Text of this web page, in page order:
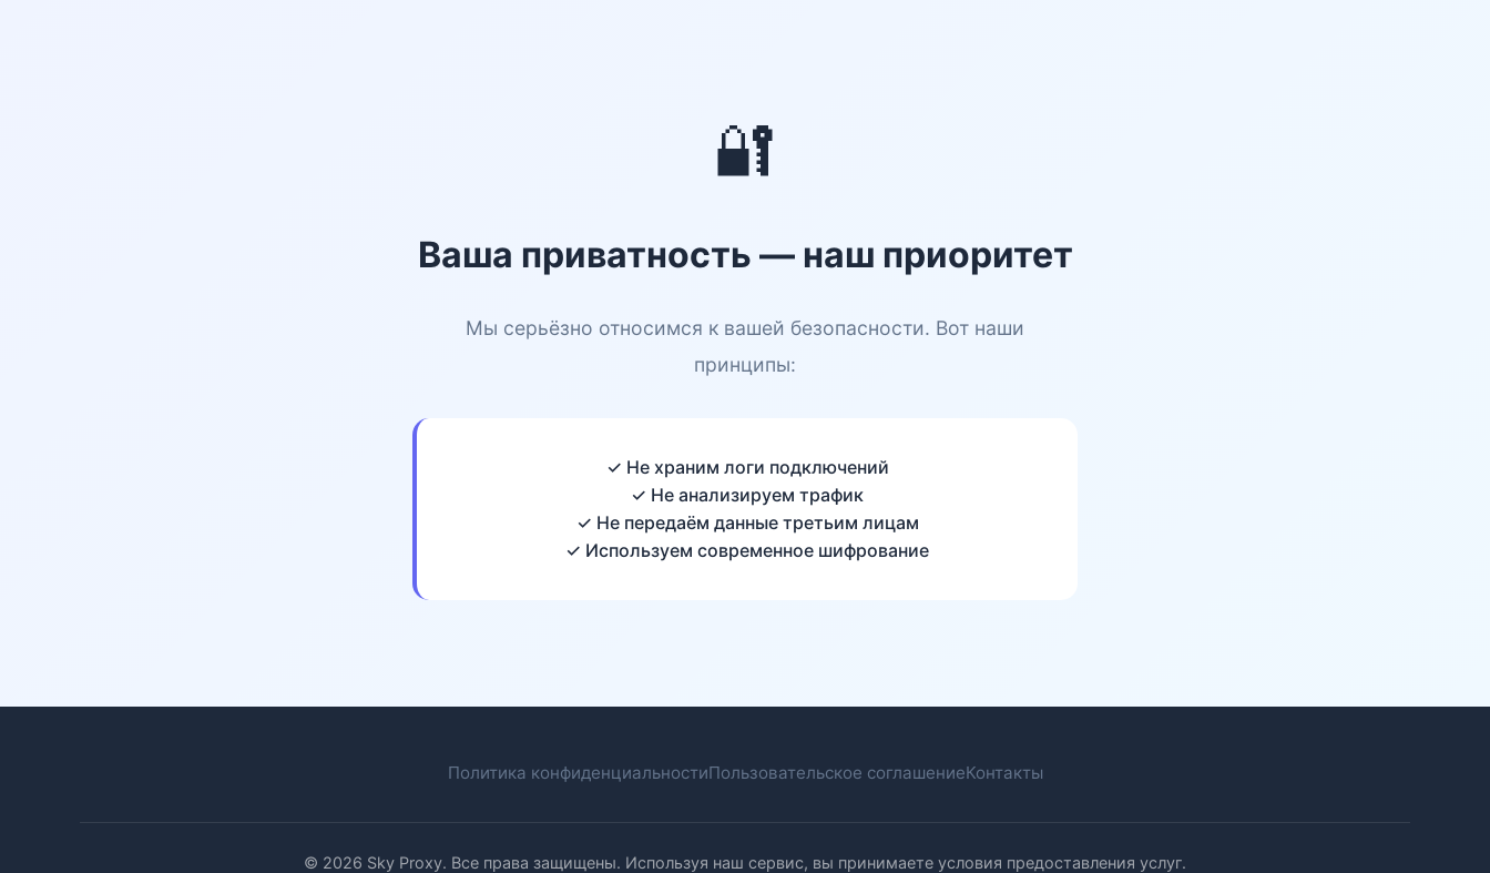
🔐
Ваша приватность — наш приоритет
Мы серьёзно относимся к вашей безопасности. Вот наши
принципы:
✓ Не храним логи подключений
✓ Не анализируем трафик
✓ Не передаём данные третьим лицам
✓ Используем современное шифрование
Политика конфиденциальностиПользовательское соглашениеКонтакты
© 2026 Sky Proxy. Все права защищены. Используя наш сервис, вы принимаете условия предоставления услуг.